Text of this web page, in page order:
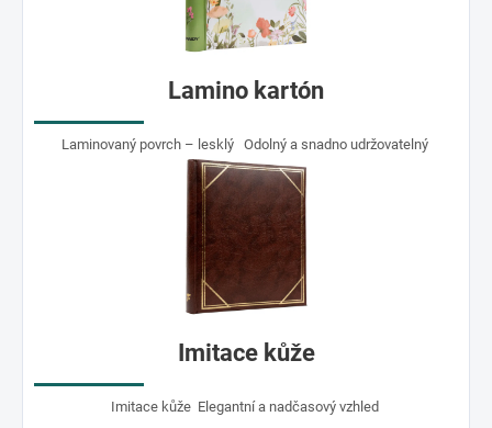
Lamino kartón
Laminovaný povrch – lesklý Odolný a snadno udržovatelný
Imitace kůže
Imitace kůže Elegantní a nadčasový vzhled